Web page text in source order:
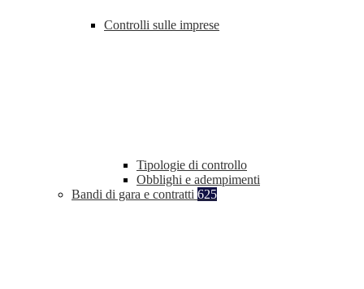
Controlli sulle imprese
Tipologie di controllo
Obblighi e adempimenti
Bandi di gara e contratti 625